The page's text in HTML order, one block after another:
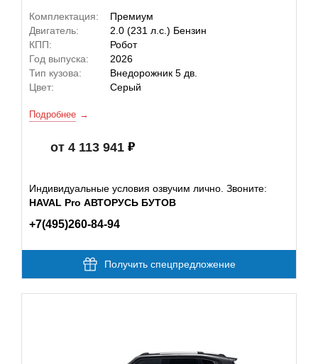
Комплектация:
Премиум
Двигатель:
2.0 (231 л.с.) Бензин
КПП:
Робот
Год выпуска:
2026
Тип кузова:
Внедорожник 5 дв.
Цвет:
Серый
Подробнее
от 4 113 941
Индивидуальные условия озвучим лично. Звоните:
HAVAL Pro АВТОРУСЬ БУТОВ
+7(495)260-84-94
Получить спецпредложение